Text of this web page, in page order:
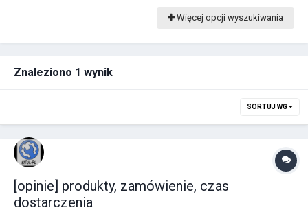
Więcej opcji wyszukiwania
Znaleziono 1 wynik
SORTUJ WG
[opinie] produkty, zamówienie, czas
dostarczenia